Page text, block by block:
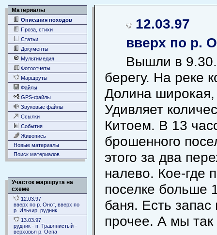
Материалы
Описания походов
Проза, стихи
Статьи
Документы
Мультимедия
Фотоотчеты
Маршруты
Файлы
GPS-файлы
Звуковые файлы
Ссылки
События
Живопись
Новые материалы
Поиск материалов
Участок маршрута на
схеме
12.03.97
вверх по р. Онот, вверх по
р. Ильчир, рудник
13.03.97
рудник - п. Травянистый -
верховья р. Оспа
12.03.97
вверх по р.
Вышли в
берегу. На реке
Долина
Удивляет
Китоем. В 13
брошенного
этого за два
налево. Кое-где
поселке больше
баня. Есть
прочее. А мы так